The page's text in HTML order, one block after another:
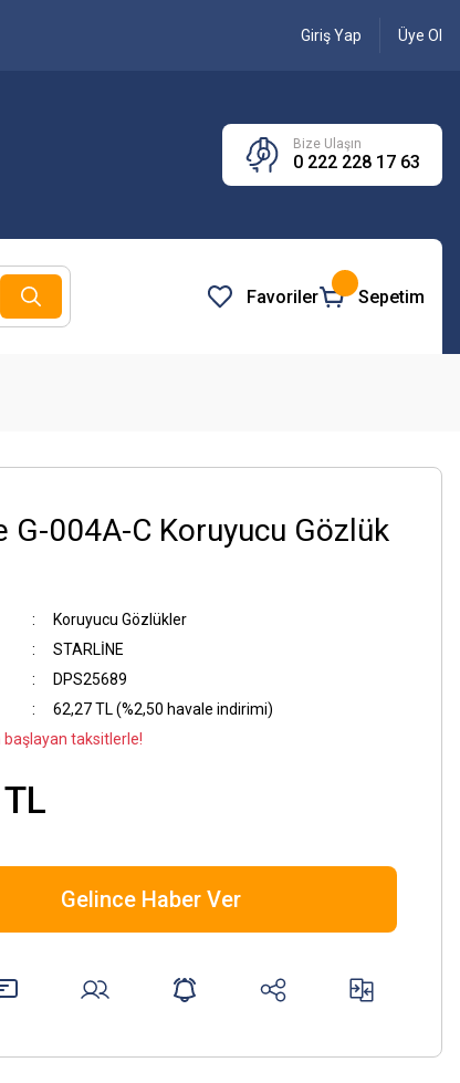
Giriş Yap Üye Ol
Bize Ulaşın
0 222 228 17 63
Favoriler Sepetim
G-004A-C Koruyucu Gözlük
Koruyucu Gözlükler
STARLİNE
DPS25689
62,27 TL (%2,50 havale indirimi)
başlayan taksitlerle!
Gelince Haber Ver